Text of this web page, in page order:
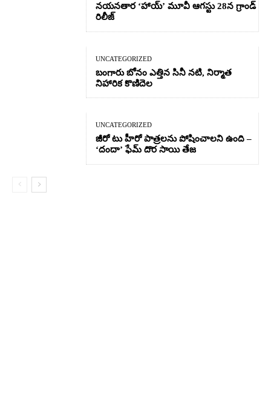
నయనతార ‘హాయ్’ మూవీ ఆగస్టు 28న గ్రాండ్
రిలీజ్
UNCATEGORIZED
బంగారు బోనం ఎత్తిన సినీ నటి, నిర్మాత
నిహారిక కొణిదెల
UNCATEGORIZED
జీరో టు హీరో పాత్రలను పోషించాలని ఉంది –
‘దందా’ ఫేమ్ దొర సాయి తేజ